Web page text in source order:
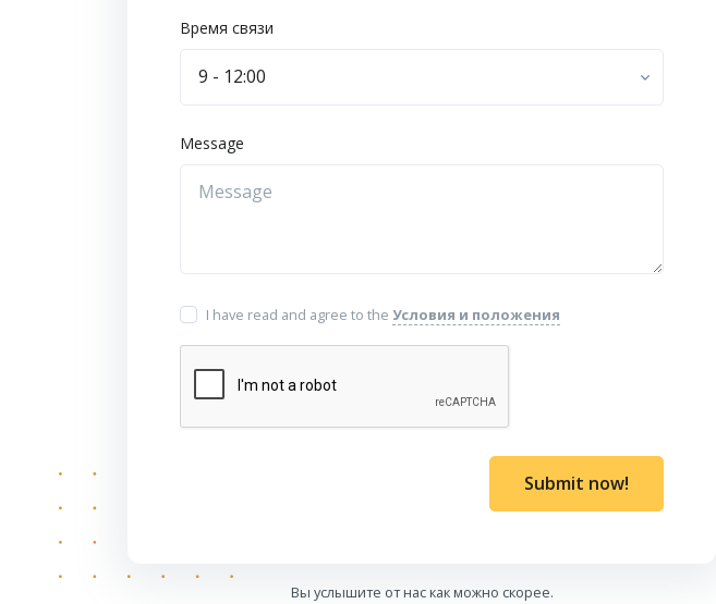
Время связи
9 - 12:00
Message
I have read and agree to the Условия и положения
Submit now!
Вы услышите от нас как можно скорее.